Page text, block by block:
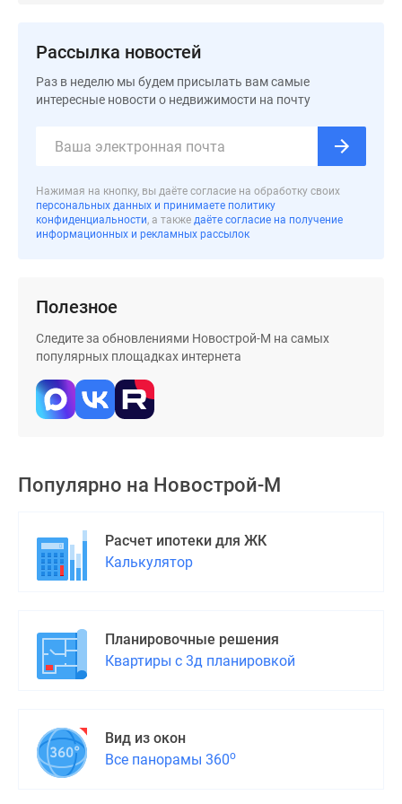
Машино-
места
Апартаменты
#траншевая
#рассрочка
ипотека
Квартиры
новостроек
Субсидированная
застройщиком
Программа
реновации
премиум-
класса
Рассрочка
Траншевая
Рассылка новостей
Раз в неделю мы будем присылать вам самые
интересные новости о недвижимости на почту
Нажимая на кнопку, вы даёте согласие на обработку своих
персональных данных и принимаете политику
конфиденциальности, а также даёте согласие на получение
информационных и рекламных рассылок
Полезное
Следите за обновлениями Новострой-М на самых
популярных площадках интернета
Популярно на Новострой-М
Расчет ипотеки для ЖК
Калькулятор
Планировочные решения
Квартиры с 3д планировкой
Вид из окон
Все панорамы 360о